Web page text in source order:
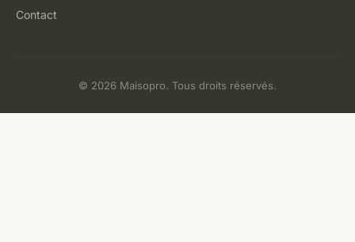
Contact
© 2026 Maisopro. Tous droits réservés.